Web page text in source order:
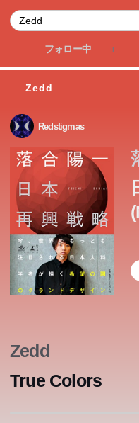
フォロー中
Zedd
Redstigmas
今、世界でもっとも注目
Zedd
True Colors